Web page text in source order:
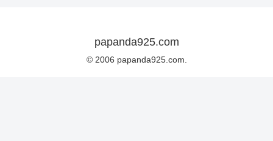
papanda925.com
© 2006 papanda925.com.